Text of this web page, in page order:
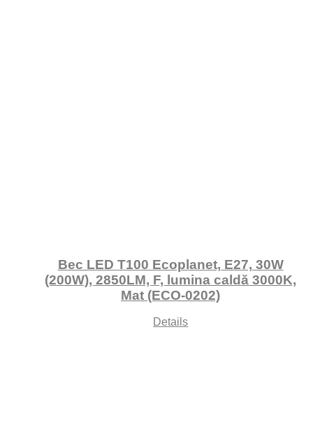
Bec LED T100 Ecoplanet, E27, 30W
(200W), 2850LM, F, lumina caldă 3000K,
Mat (ECO-0202)
Details